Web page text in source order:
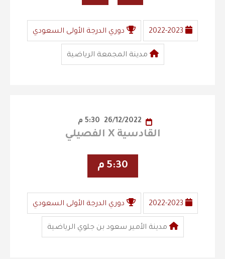
2022-2023 دوري الدرجة الأولى السعودي
مدينة المجمعة الرياضية
القادسية X الفصيلي
5:30 م
2022-2023 دوري الدرجة الأولى السعودي
مدينة الأمير سعود بن جلوي الرياضية